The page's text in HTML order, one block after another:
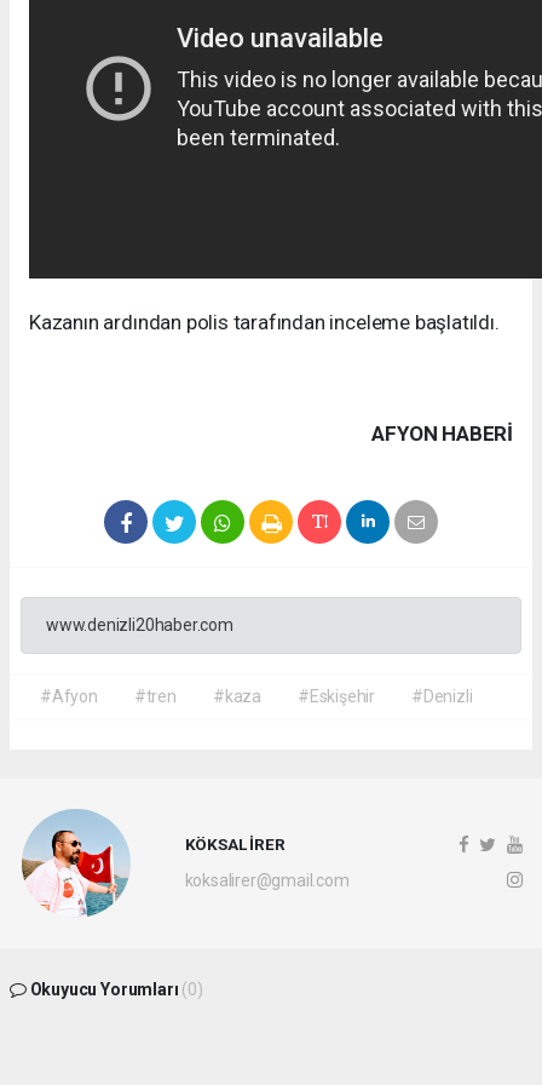
Kazanın ardından polis tarafından inceleme başlatıldı.
AFYON HABERİ
www.denizli20haber.com
#Afyon #tren #kaza #Eskişehir #Denizli
KÖKSAL İRER
koksalirer@gmail.com
Okuyucu Yorumları (0)